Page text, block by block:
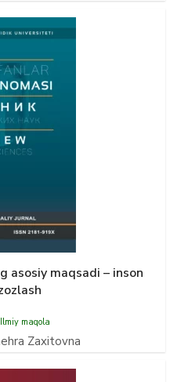
maqsadi – inson
Ilmiy maqola
Zaxitovna